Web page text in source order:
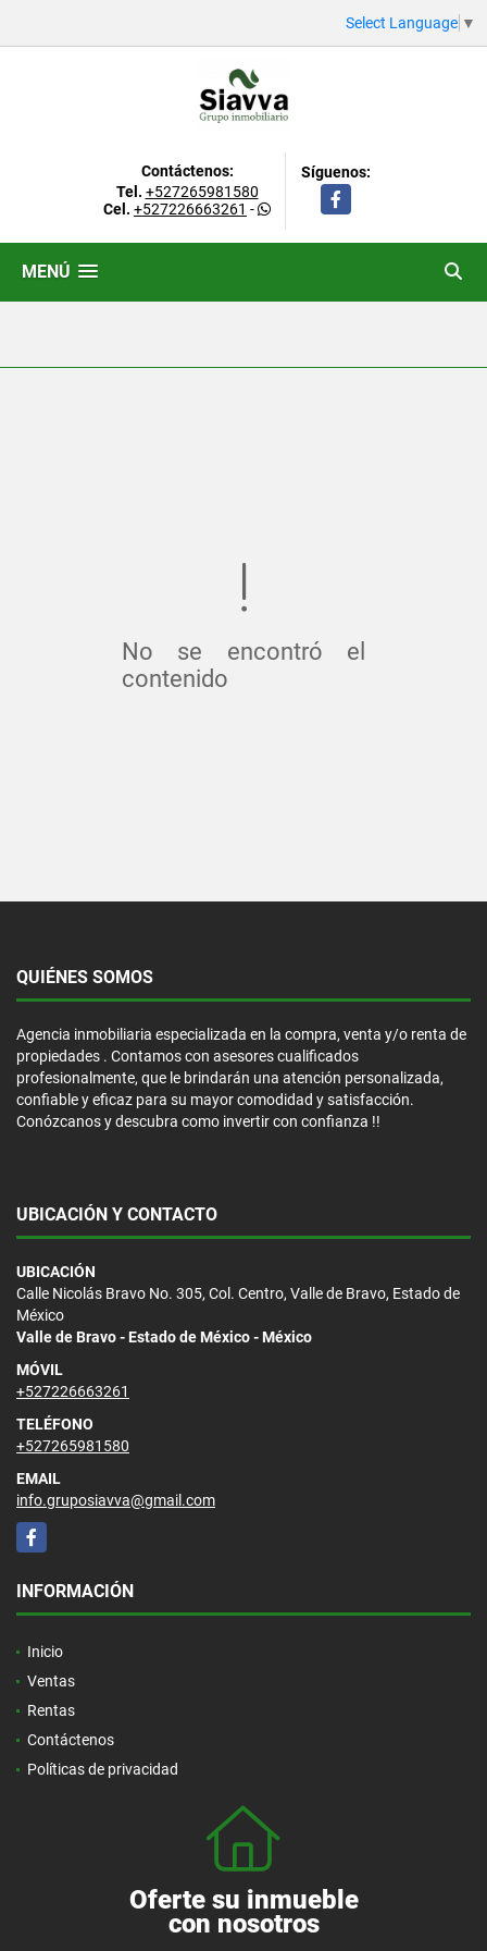
Select Language ▼
Contáctenos:
Tel. +527265981580
Cel. +527226663261 -
Síguenos:
Facebook
MENÚ
No se encontró el
contenido
QUIÉNES SOMOS
Agencia inmobiliaria especializada en la compra, venta y/o renta de
propiedades . Contamos con asesores cualificados
profesionalmente, que le brindarán una atención personalizada,
confiable y eficaz para su mayor comodidad y satisfacción.
Conózcanos y descubra como invertir con confianza !!
UBICACIÓN Y CONTACTO
UBICACIÓN
Calle Nicolás Bravo No. 305, Col. Centro, Valle de Bravo, Estado de
México
Valle de Bravo - Estado de México - México
MÓVIL
+527226663261
TELÉFONO
+527265981580
EMAIL
info.gruposiavva@gmail.com
Facebook
INFORMACIÓN
Inicio
Ventas
Rentas
Contáctenos
Políticas de privacidad
Oferte su inmueble
con nosotros